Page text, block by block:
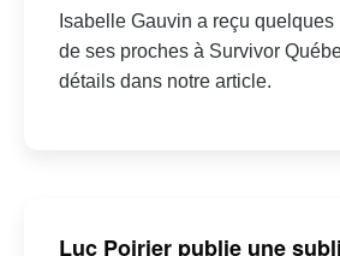
Isabelle Gauvin a reçu quelques
de ses proches à Survivor
détails dans notre article.
Luc Poirier publie une